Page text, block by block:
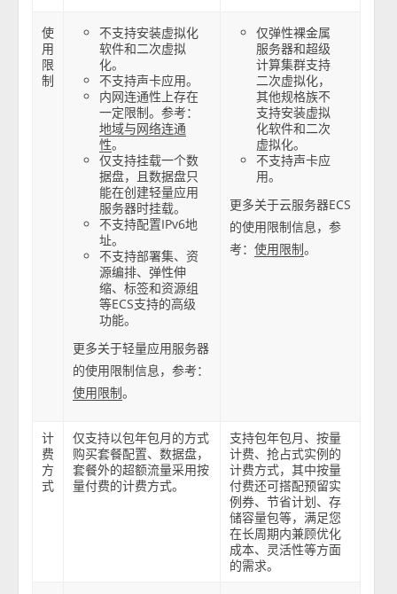
使
用
限
制
不支持安装虚拟化
软件和二次虚拟
化。
不支持声卡应用。
内网连通性上存在
一定限制。参考：
地域与网络连通
性。
仅支持挂载一个数
据盘，且数据盘只
能在创建轻量应用
服务器时挂载。
不支持配置IPv6地
址。
不支持部署集、资
源编排、弹性伸
缩、标签和资源组
等ECS支持的高级
功能。
更多关于轻量应用服务器
的使用限制信息，参考：
使用限制。
仅弹性裸金属
服务器和超级
计算集群支持
二次虚拟化，
其他规格族不
支持安装虚拟
化软件和二次
虚拟化。
不支持声卡应
用。
更多关于云服务器ECS
的使用限制信息，参
考：使用限制。
计
费
方
式
仅支持以包年包月的方式
购买套餐配置、数据盘，
套餐外的超额流量采用按
量付费的计费方式。
支持包年包月、按量
计费、抢占式实例的
计费方式，其中按量
付费还可搭配预留实
例券、节省计划、存
储容量包等，满足您
在长周期内兼顾优化
成本、灵活性等方面
的需求。